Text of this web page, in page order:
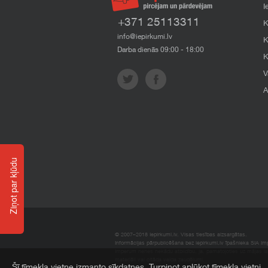
+371 25113311
info@iepirkumi.lv
Darba dienās 09:00 - 18:00
© 2007–2018 Iepirkumi.lv. Visas tiesības aizsargātas.
Informācijas pārpublicēšana bez iepirkumi.lv īpašnieka SIA
Ziņot par kļūdu